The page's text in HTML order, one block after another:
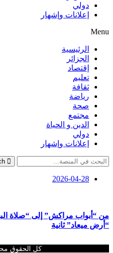
دولي
إعلانات وإشهار
Menu
الرئيسية
الجزائر
إقتصاد
تعليم
ثقافة
رياضة
صحة
مجتمع
الدين و الحياة
دولي
إعلانات وإشهار
2026-04-28
من “أبواب مراكش” إلى “صلاة
“أرض ميعاد” ثانية
كل الحقوق